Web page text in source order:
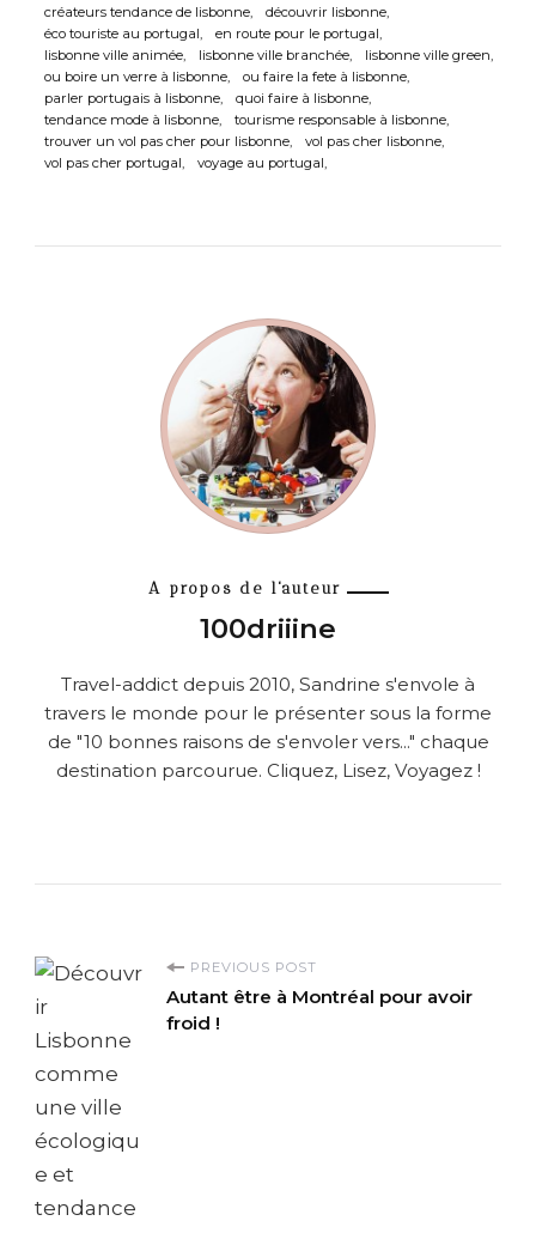
créateurs tendance de lisbonne
découvrir lisbonne
éco touriste au portugal
en route pour le portugal
lisbonne ville animée
lisbonne ville branchée
lisbonne ville green
ou boire un verre à lisbonne
ou faire la fete à lisbonne
parler portugais à lisbonne
quoi faire à lisbonne
tendance mode à lisbonne
tourisme responsable à lisbonne
trouver un vol pas cher pour lisbonne
vol pas cher lisbonne
vol pas cher portugal
voyage au portugal
A propos de l'auteur
100driiine
Travel-addict depuis 2010, Sandrine s'envole à
travers le monde pour le présenter sous la forme
de "10 bonnes raisons de s'envoler vers..." chaque
destination parcourue. Cliquez, Lisez, Voyagez !
P
o
s
t
N
PREVIOUS POST
Autant être à Montréal pour avoir
froid !